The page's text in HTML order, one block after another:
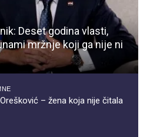
Deset godina vlasti,
mržnje koji ga nije ni
Orešković – žena koja nije čitala